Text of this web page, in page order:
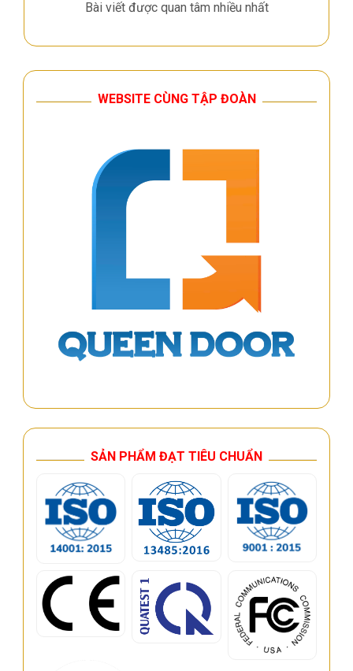
Bài viết được quan tâm nhiều nhất
WEBSITE CÙNG TẬP ĐOÀN
SẢN PHẨM ĐẠT TIÊU CHUẨN